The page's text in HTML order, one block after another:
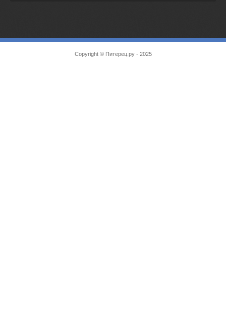
Copyright © Питерец.ру- 2025